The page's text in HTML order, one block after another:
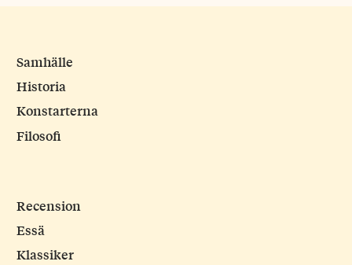
Samhälle
Historia
Konstarterna
Filosofi
Recension
Essä
Klassiker